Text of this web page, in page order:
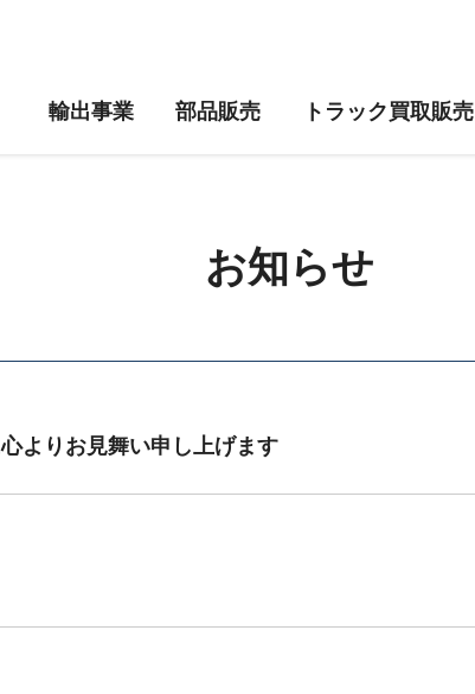
輸出事業 部品販売 トラック買取販売
お知らせ
よりお見舞い申し上げます